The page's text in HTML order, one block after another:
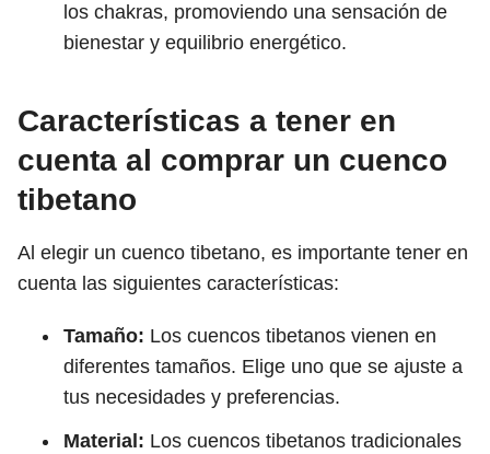
los chakras, promoviendo una sensación de
bienestar y equilibrio energético.
Características a tener en
cuenta al comprar un cuenco
tibetano
Al elegir un cuenco tibetano, es importante tener en
cuenta las siguientes características:
Tamaño: Los cuencos tibetanos vienen en
diferentes tamaños. Elige uno que se ajuste a
tus necesidades y preferencias.
Material: Los cuencos tibetanos tradicionales